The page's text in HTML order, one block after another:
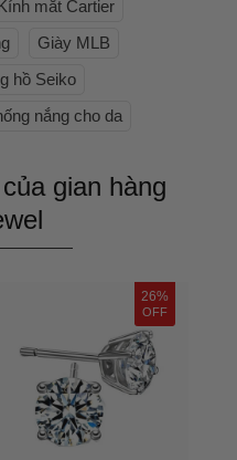
mắt Cartier
Giày MLB
hồ Seiko
nắng cho da
gian hàng
26%
OFF